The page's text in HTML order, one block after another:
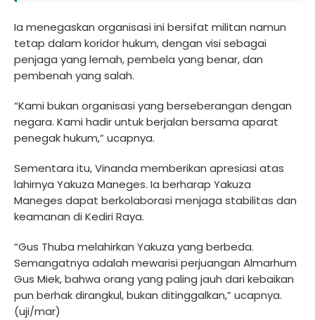
Ia menegaskan organisasi ini bersifat militan namun
tetap dalam koridor hukum, dengan visi sebagai
penjaga yang lemah, pembela yang benar, dan
pembenah yang salah.
“Kami bukan organisasi yang berseberangan dengan
negara. Kami hadir untuk berjalan bersama aparat
penegak hukum,” ucapnya.
Sementara itu, Vinanda memberikan apresiasi atas
lahirnya Yakuza Maneges. Ia berharap Yakuza
Maneges dapat berkolaborasi menjaga stabilitas dan
keamanan di Kediri Raya.
“Gus Thuba melahirkan Yakuza yang berbeda.
Semangatnya adalah mewarisi perjuangan Almarhum
Gus Miek, bahwa orang yang paling jauh dari kebaikan
pun berhak dirangkul, bukan ditinggalkan,” ucapnya.
(uji/mar)